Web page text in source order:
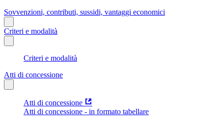
Sovvenzioni, contributi, sussidi, vantaggi economici
Criteri e modalità
Criteri e modalità
Atti di concessione
Atti di concessione
Atti di concessione - in formato tabellare